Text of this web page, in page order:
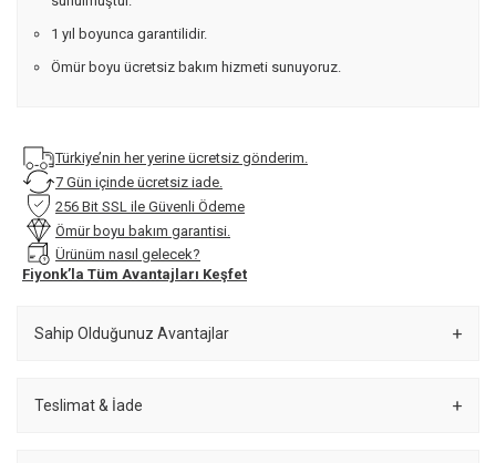
1 yıl boyunca garantilidir.
Ömür boyu ücretsiz bakım hizmeti sunuyoruz.
Türkiye’nin her yerine ücretsiz gönderim.
7 Gün içinde ücretsiz iade.
256 Bit SSL ile Güvenli Ödeme
Ömür boyu bakım garantisi.
Ürünüm nasıl gelecek?
Fiyonk’la Tüm Avantajları Keşfet
Sahip Olduğunuz Avantajlar
Teslimat & İade